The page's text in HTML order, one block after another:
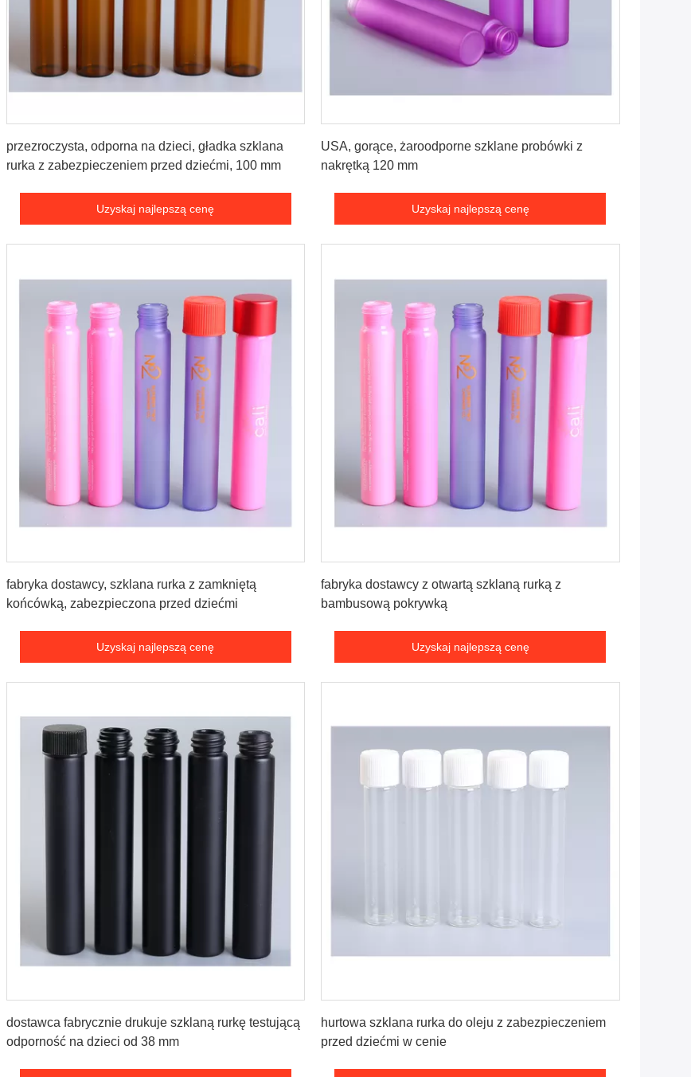
przezroczysta, odporna na dzieci, gładka szklana
rurka z zabezpieczeniem przed dziećmi, 100 mm
Uzyskaj najlepszą cenę
USA, gorące, żaroodporne szklane probówki z
nakrętką 120 mm
Uzyskaj najlepszą cenę
fabryka dostawcy, szklana rurka z zamkniętą
końcówką, zabezpieczona przed dziećmi
Uzyskaj najlepszą cenę
fabryka dostawcy z otwartą szklaną rurką z
bambusową pokrywką
Uzyskaj najlepszą cenę
dostawca fabrycznie drukuje szklaną rurkę testującą
odporność na dzieci od 38 mm
hurtowa szklana rurka do oleju z zabezpieczeniem
przed dziećmi w cenie